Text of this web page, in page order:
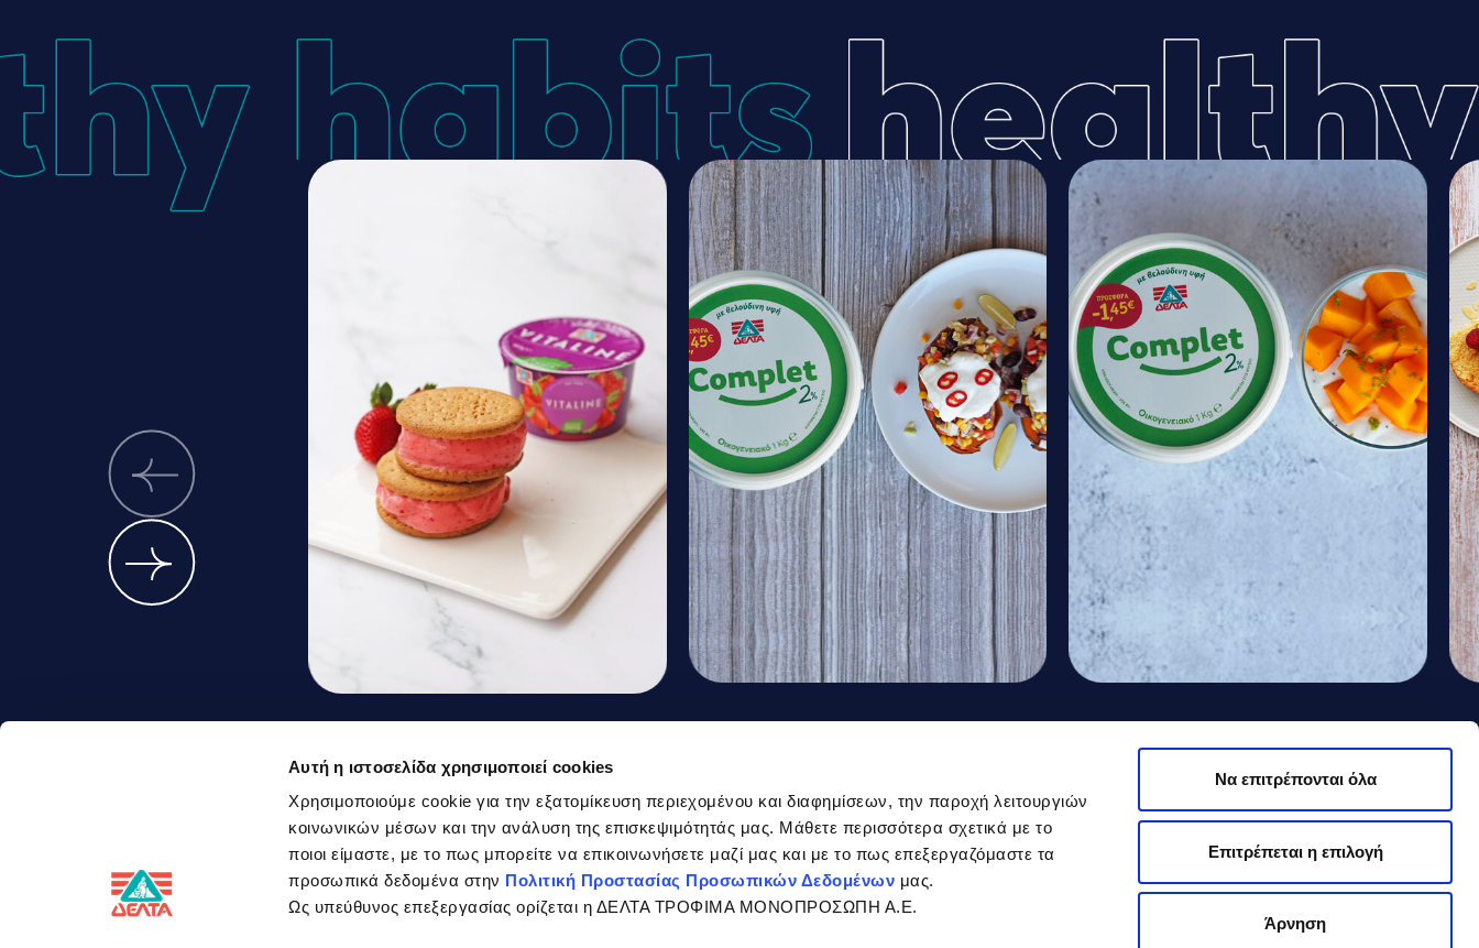
Αυτή η ιστοσελίδα χρησιμοποιεί cookies
Χρησιμοποιούμε cookie για την εξατομίκευση περιεχομένου και διαφημίσεων, την παροχή λειτουργιών
κοινωνικών μέσων και την ανάλυση της επισκεψιμότητάς μας. Μάθετε περισσότερα σχετικά με το
ποιοι είμαστε, με το πως μπορείτε να επικοινωνήσετε μαζί μας και με το πως επεξεργαζόμαστε τα
προσωπικά δεδομένα στην Πολιτική Προστασίας Προσωπικών Δεδομένων μας.
Ως υπεύθυνος επεξεργασίας ορίζεται η ΔΕΛΤΑ ΤΡΟΦΙΜΑ ΜΟΝΟΠΡΟΣΩΠΗ Α.Ε.
Να επιτρέπονται όλα
Επιτρέπεται η επιλογή
Άρνηση
Παγωτό Σάντουιτς
Γιαουρτιού με
Φράουλες
Γλυκοπατάτα Ψητή
Ελαφρύ Τσιζκέικ με
Μάνγκο